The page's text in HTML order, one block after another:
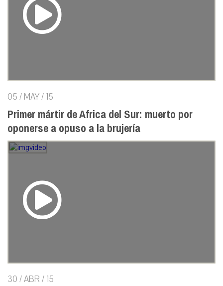
05 / MAY / 15
Primer mártir de Africa del Sur: muerto por
oponerse a opuso a la brujería
30 / ABR / 15